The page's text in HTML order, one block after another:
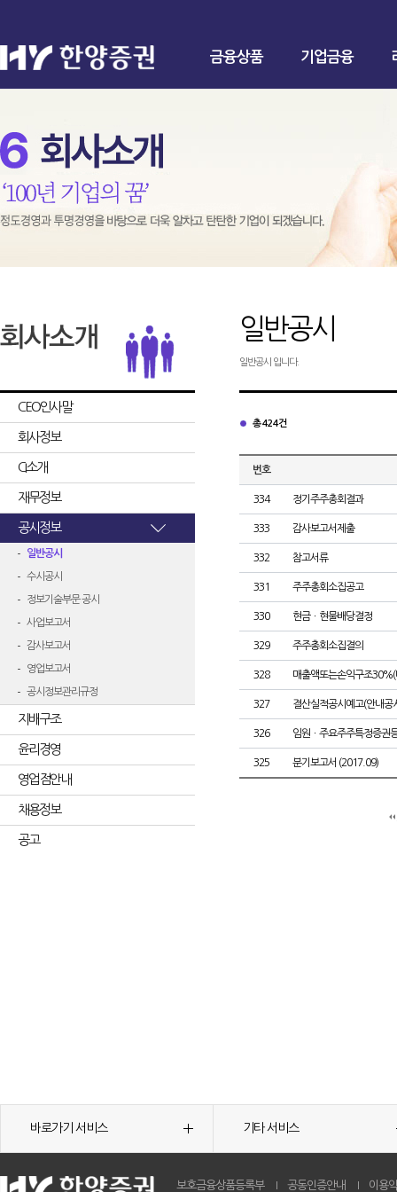
금융상품 기업금융
CEO인사말
회사정보
CI소개
재무정보
공시정보
일반공시
수시공시
정보기술부문 공시
사업보고서
감사보고서
영업보고서
공시정보관리규정
지배구조
윤리경영
영업점안내
채용정보
공고
일반공시
일반공시 입니다.
총 424건
번호
334 정기주주총회결과
333 감사보고서제출
332 참고서류
331 주주총회소집공고
330 현금ㆍ현물배당결정
329 주주총회소집결의
328 매출액또는손익구조
327 결산실적공시예고(안내공
326 임원ㆍ주요주주특정증권
325 분기보고서 (2017.09)
바로가기 서비스 기타 서비스
보호금융상품등록부 공동인증안내 이용